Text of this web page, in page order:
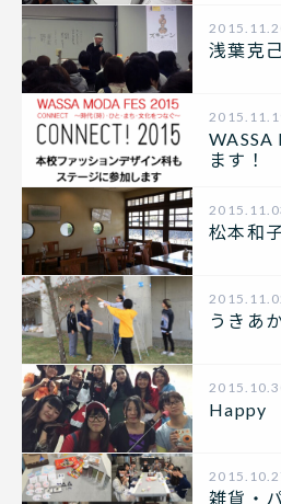
浅葉克
WASSA
ます！
松本和
うきあ
Happy
雑貨・